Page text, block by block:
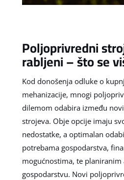
Poljoprivredni
rabljeni – što se
Kod donošenja odluke o
mehanizacije, mnogi
dilemom odabira između
strojeva. Obje opcije imaju
nedostatke, a optimalan
potrebama gospodarstva,
mogućnostima, te
gospodarstvu. Novi